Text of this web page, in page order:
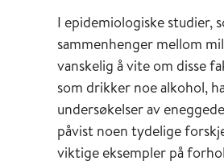
I epidemiologiske studier,
sammenhenger mellom
vanskelig å vite om disse
som drikker noe alkohol,
undersøkelser av
påvist noen tydelige
viktige eksempler på